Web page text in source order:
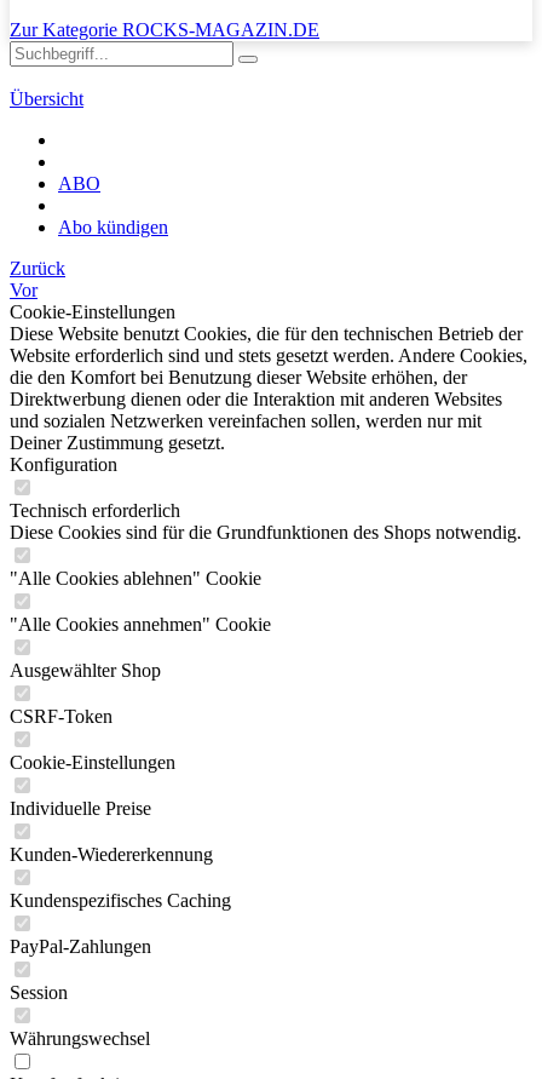
Zur Kategorie ROCKS-MAGAZIN.DE
Übersicht
ABO
Abo kündigen
Zurück
Vor
Cookie-Einstellungen
Diese Website benutzt Cookies, die für den technischen Betrieb der
Website erforderlich sind und stets gesetzt werden. Andere Cookies,
die den Komfort bei Benutzung dieser Website erhöhen, der
Direktwerbung dienen oder die Interaktion mit anderen Websites
und sozialen Netzwerken vereinfachen sollen, werden nur mit
Deiner Zustimmung gesetzt.
Konfiguration
Technisch erforderlich
Diese Cookies sind für die Grundfunktionen des Shops notwendig.
"Alle Cookies ablehnen" Cookie
"Alle Cookies annehmen" Cookie
Ausgewählter Shop
CSRF-Token
Cookie-Einstellungen
Individuelle Preise
Kunden-Wiedererkennung
Kundenspezifisches Caching
PayPal-Zahlungen
Session
Währungswechsel